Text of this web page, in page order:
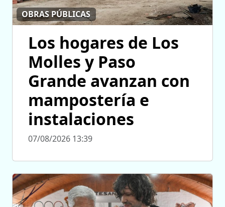
OBRAS PÚBLICAS
Los hogares de Los
Molles y Paso
Grande avanzan con
mampostería e
instalaciones
07/08/2026 13:39